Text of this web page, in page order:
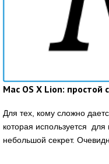
Mac OS X Lion: простой
Для тех, кому сложно
которая используется
небольшой секрет.